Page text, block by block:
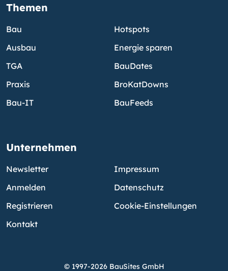
Themen
Bau
Ausbau
TGA
Praxis
Bau-IT
Hotspots
Energie sparen
BauDates
BroKatDowns
BauFeeds
Unternehmen
Newsletter
Anmelden
Registrieren
Kontakt
Impressum
Datenschutz
Cookie-Einstellungen
© 1997-2026 BauSites GmbH